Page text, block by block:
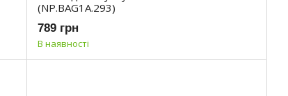
(NP.BAG1A.293)
789 грн
В наявності